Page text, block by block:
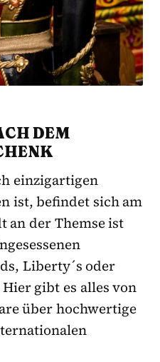
DEM
einzigartigen
ist, befindet sich am
an der Themse ist
Liberty´s oder
gibt es alles von
über hochwertige